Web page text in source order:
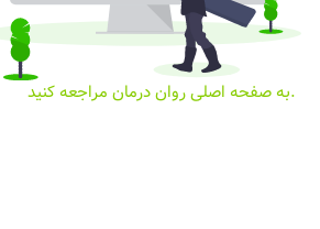
به صفحه اصلی روان درمان مراجعه کنید.